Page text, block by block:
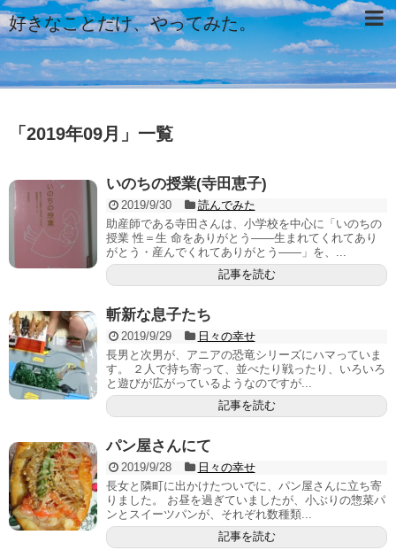
好きなことだけ、やってみた。
「 2019年09月 」 一覧
いのちの授業(寺田恵子)
2019/9/30
読んでみた
助産師である寺田さんは、小学校を中心に「いのちの
授業 性＝生 命をありがとう――生まれてくれてあり
がとう・産んでくれてありがとう――」を、...
記事を読む
斬新な息子たち
2019/9/29
日々の幸せ
長男と次男が、アニアの恐竜シリーズにハマっていま
す。 ２人で持ち寄って、並べたり戦ったり、いろいろ
と遊びが広がっているようなのですが...
記事を読む
パン屋さんにて
2019/9/28
日々の幸せ
長女と隣町に出かけたついでに、パン屋さんに立ち寄
りました。 お昼を過ぎていましたが、小ぶりの惣菜パ
ンとスイーツパンが、それぞれ数種類...
記事を読む